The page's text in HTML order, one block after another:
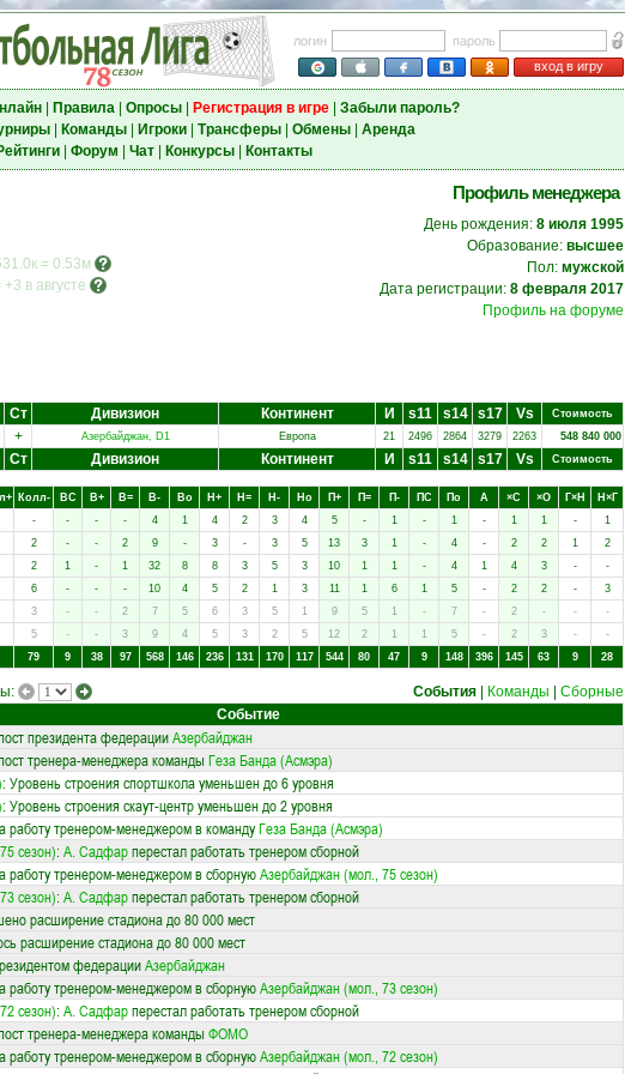
логин
пароль
вход в игру
| Правила| Опросы| Регистрация в игре| Забыли пароль?
| Команды| Игроки| Трансферы| Обмены| Аренда
| Форум Чат| Конкурсы| Контакты
= 0.53м
+3 в августе
Профиль менеджера
День рождения: 8 июля 1995
Образование: высшее
Пол: мужской
Дата регистрации: 8 февраля 2017
Профиль на форуме
Ст Дивизион Континент И s11 s14 s17 Vs
Стоимость
+ Азербайджан, D1 Европа 21 2496 2864 3279 2263 548 840 000
Ст Дивизион Континент И s11 s14 s17 Vs Стоимость
Колл- ВC В+ В= В- Вo Н+ Н= Н- Нo П+ П= П- ПC Пo А ×C ×O Г×Н
Н×Г
- - - - 4 1 4 2 3 4 5 - 1 - 1 - 1 1 -
1
2 - - 2 9 - 3 - 3 5 13 3 1 - 4 - 2 2 1
2
2 1 - 1 32 8 8 3 5 3 10 1 1 - 4 1 4 3 -
-
6 - - - 10 4 5 2 1 3 11 1 6 1 5 - 2 2 -
3
3 - - 2 7 5 6 3 5 1 9 5 1 - 7 - 2 - -
-
5 - - 3 9 4 5 3 2 5 12 2 1 1 5 - 2 3 -
-
79 9 38 97 568 146 236 131 170 117 544 80 47 9 148 396 145 63 9 28
События Команды Сборные
Событие
президента федерацииАзербайджан
тренера-менеджера команды Геза Банда (Асмэра)
: Уровень строения спортшкола уменьшен до 6 уровня
: Уровень строения скаут-центр уменьшен до 2 уровня
работу тренером-менеджером в командуГеза Банда (Асмэра)
сезон): А. Садфарперестал работать тренером сборной
работу тренером-менеджером в сборнуюАзербайджан (мол., 75 сезон)
сезон): А. Садфарперестал работать тренером сборной
расширение стадиона до 80 000 мест
расширение стадиона до 80 000 мест
федерацииАзербайджан
работу тренером-менеджером в сборнуюАзербайджан (мол., 73 сезон)
сезон): А. Садфарперестал работать тренером сборной
тренера-менеджера команды ФОМО
работу тренером-менеджером в сборнуюАзербайджан (мол., 72 сезон)